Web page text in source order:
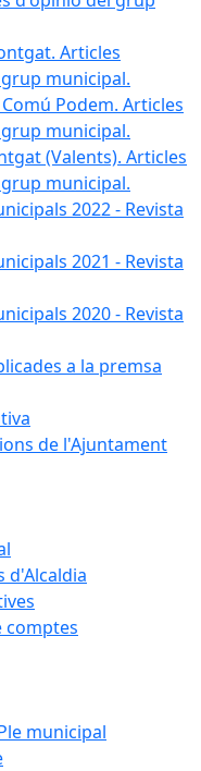
Articles
municipal.
Podem. Articles
municipal.
(Valents). Articles
municipal.
2022 - Revista
2021 - Revista
2020 - Revista
a la premsa
de l'Ajuntament
d'Alcaldia
comptes
municipal